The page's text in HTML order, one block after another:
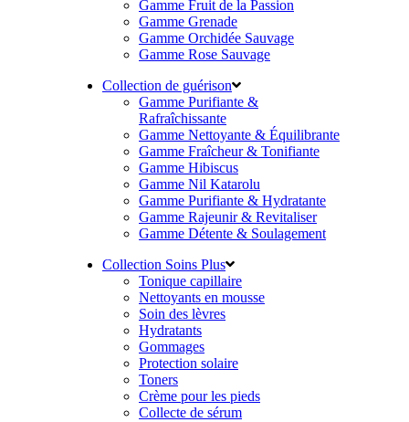
Gamme Fruit de la Passion
Gamme Grenade
Gamme Orchidée Sauvage
Gamme Rose Sauvage
Collection de guérison
Gamme Purifiante &
Rafraîchissante
Gamme Nettoyante & Équilibrante
Gamme Fraîcheur & Tonifiante
Gamme Hibiscus
Gamme Nil Katarolu
Gamme Purifiante & Hydratante
Gamme Rajeunir & Revitaliser
Gamme Détente & Soulagement
Collection Soins Plus
Tonique capillaire
Nettoyants en mousse
Soin des lèvres
Hydratants
Gommages
Protection solaire
Toners
Crème pour les pieds
Collecte de sérum